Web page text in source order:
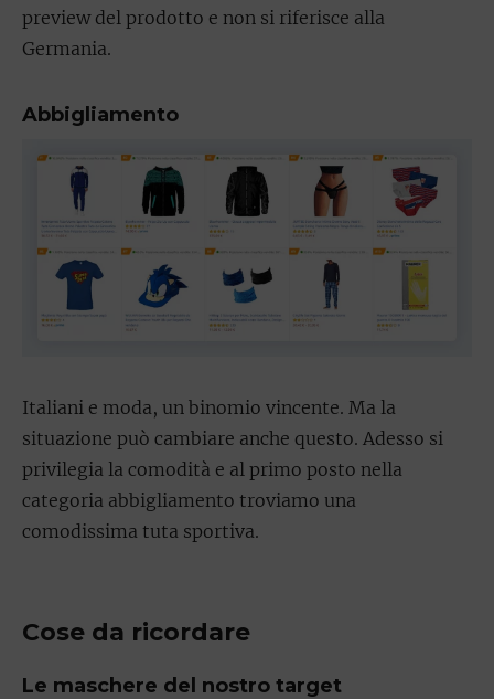
preview del prodotto e non si riferisce alla
Germania.
Abbigliamento
Italiani e moda, un binomio vincente. Ma la
situazione può cambiare anche questo. Adesso si
privilegia la comodità e al primo posto nella
categoria abbigliamento troviamo una
comodissima tuta sportiva.
Cose da ricordare
Le maschere del nostro target